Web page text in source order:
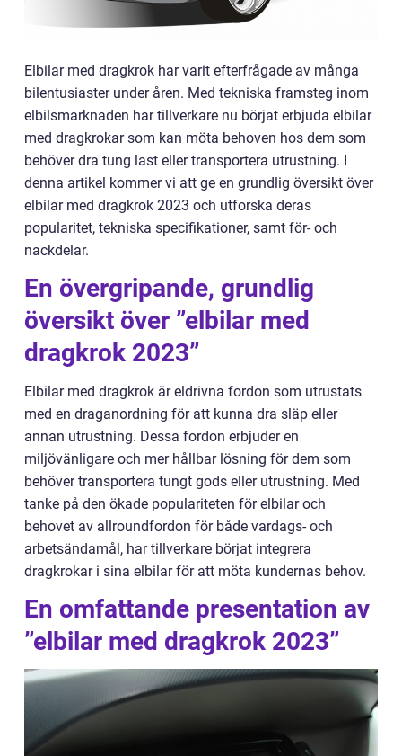
Elbilar med dragkrok har varit efterfrågade av många
bilentusiaster under åren. Med tekniska framsteg inom
elbilsmarknaden har tillverkare nu börjat erbjuda elbilar
med dragkrokar som kan möta behoven hos dem som
behöver dra tung last eller transportera utrustning. I
denna artikel kommer vi att ge en grundlig översikt över
elbilar med dragkrok 2023 och utforska deras
popularitet, tekniska specifikationer, samt för- och
nackdelar.
En övergripande, grundlig
översikt över ”elbilar med
dragkrok 2023”
Elbilar med dragkrok är eldrivna fordon som utrustats
med en draganordning för att kunna dra släp eller
annan utrustning. Dessa fordon erbjuder en
miljövänligare och mer hållbar lösning för dem som
behöver transportera tungt gods eller utrustning. Med
tanke på den ökade populariteten för elbilar och
behovet av allroundfordon för både vardags- och
arbetsändamål, har tillverkare börjat integrera
dragkrokar i sina elbilar för att möta kundernas behov.
En omfattande presentation av
”elbilar med dragkrok 2023”